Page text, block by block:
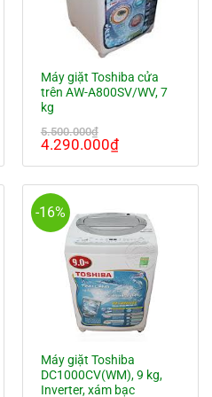
Máy giặt Toshiba cửa
trên AW-A800SV/WV, 7
kg
5.500.000₫
Giá
5.500.000₫.
4.290.000₫Giá
là:
-16%
Máy giặt Toshiba
DC1000CV(WM), 9 kg,
Inverter, xám bạc